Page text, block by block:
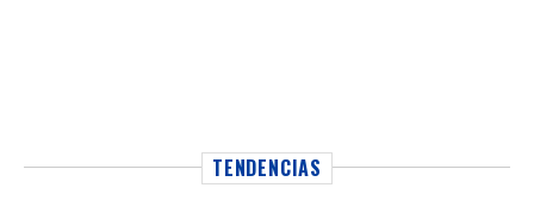
TENDENCIAS